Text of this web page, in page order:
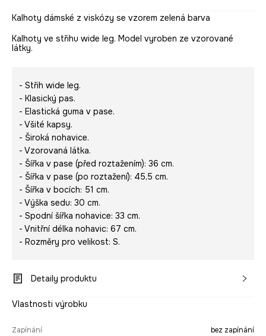
Kalhoty dámské z viskózy se vzorem zelená barva
Kalhoty ve střihu wide leg. Model vyroben ze vzorované
látky.
- Střih wide leg.
- Klasický pas.
- Elastická guma v pase.
- Všité kapsy.
- Široká nohavice.
- Vzorovaná látka.
- Šířka v pase (před roztažením): 36 cm.
- Šířka v pase (po roztažení): 45,5 cm.
- Šířka v bocích: 51 cm.
- Výška sedu: 30 cm.
- Spodní šířka nohavice: 33 cm.
- Vnitřní délka nohavic: 67 cm.
- Rozměry pro velikost: S.
Detaily produktu
Vlastnosti výrobku
Zapínání bez zapínání